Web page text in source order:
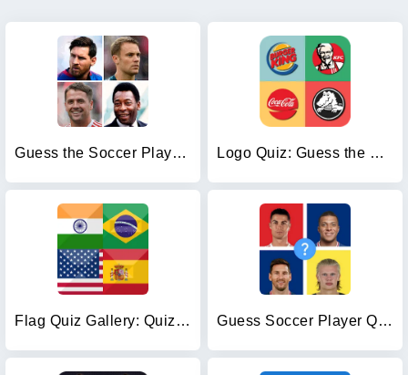
Guess the Soccer Player: Quiz Logo Quiz: Guess the Brand
Flag Quiz Gallery: Quiz, Guess Guess Soccer Player Quiz